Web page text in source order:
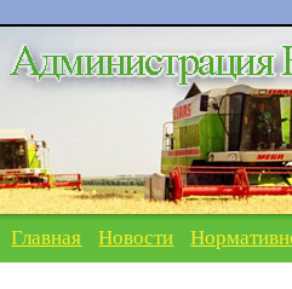
Главная Новости